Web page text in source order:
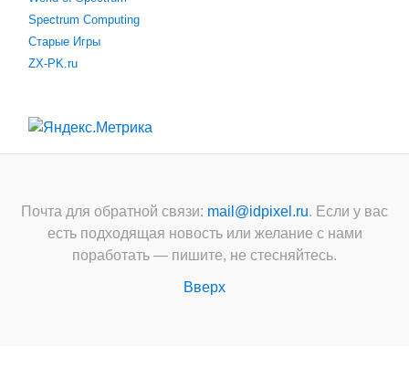
Spectrum Computing
Старые Игры
ZX-PK.ru
Почта для обратной связи: mail@idpixel.ru. Если у вас
есть подходящая новость или желание с нами
поработать — пишите, не стесняйтесь.
Вверх